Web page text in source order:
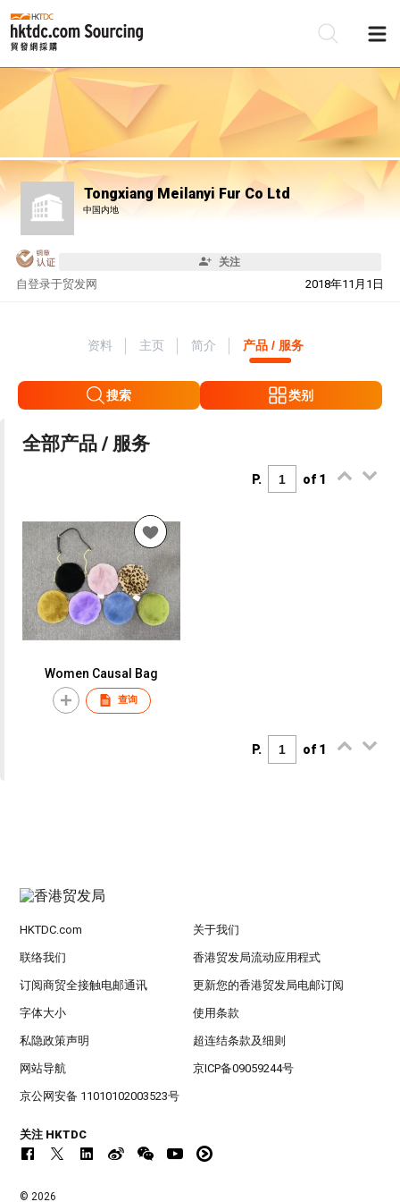
Tongxiang Meilanyi Fur Co Ltd
中国内地
关注
自 2018年11月1日
登录于贸发网
资料 主页 简介 产品 / 服务
搜索 类别
全部产品 / 服务
P. of 1
Women Causal Bag
查询
P. of 1
HKTDC.com 关于我们
联络我们 香港贸发局流动应用程式
订阅商贸全接触电邮通讯 更新您的香港贸发局电邮订阅
字体大小 使用条款
私隐政策声明 超连结条款及细则
网站导航 京ICP备09059244号
京公网安备 11010102003523号
关注 HKTDC
© 2026